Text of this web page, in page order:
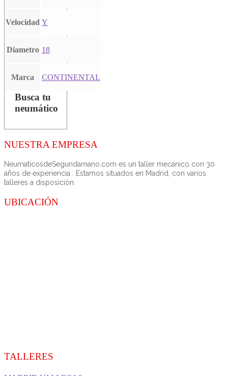
Velocidad Y
Diametro 18
Marca CONTINENTAL
Busca tu
neumático
NUESTRA EMPRESA
NeumaticosdeSegundamano.com es un taller mecánico con 30
años de experiencia . Estamos situados en Madrid, con varios
talleres a disposición.
UBICACIÓN
TALLERES